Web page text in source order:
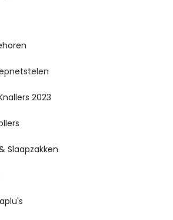
2023
Slaapzakken